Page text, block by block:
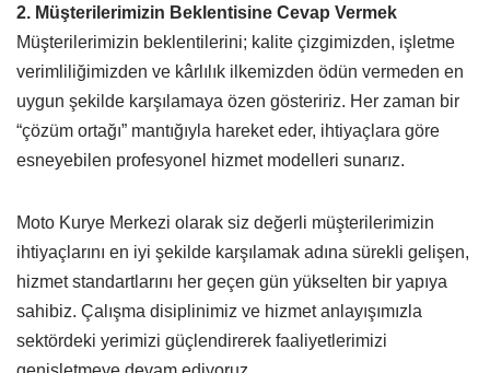
2. Müşterilerimizin Beklentisine Cevap Vermek
Müşterilerimizin beklentilerini; kalite çizgimizden, işletme
verimliliğimizden ve kârlılık ilkemizden ödün vermeden en
uygun şekilde karşılamaya özen gösteririz. Her zaman bir
“çözüm ortağı” mantığıyla hareket eder, ihtiyaçlara göre
esneyebilen profesyonel hizmet modelleri sunarız.
Moto Kurye Merkezi olarak siz değerli müşterilerimizin
ihtiyaçlarını en iyi şekilde karşılamak adına sürekli gelişen,
hizmet standartlarını her geçen gün yükselten bir yapıya
sahibiz. Çalışma disiplinimiz ve hizmet anlayışımızla
sektördeki yerimizi güçlendirerek faaliyetlerimizi